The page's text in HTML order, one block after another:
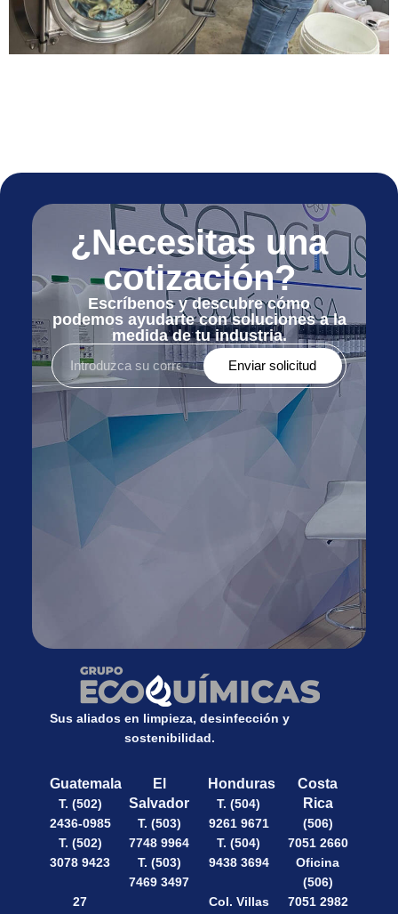
¿Necesitas una
cotización?
Escríbenos y descubre cómo
podemos ayudarte con soluciones a la
medida de tu industria.
Enviar solicitud
Sus aliados en limpieza, desinfección y
sostenibilidad.
Guatemala
T. (502)
2436-0985
T. (502)
3078 9423
27
El
Salvador
T. (503)
7748 9964
T. (503)
7469 3497
Honduras
T. (504)
9261 9671
T. (504)
9438 3694
Col. Villas
Costa
Rica
(506)
7051 2660
Oficina
(506)
7051 2982